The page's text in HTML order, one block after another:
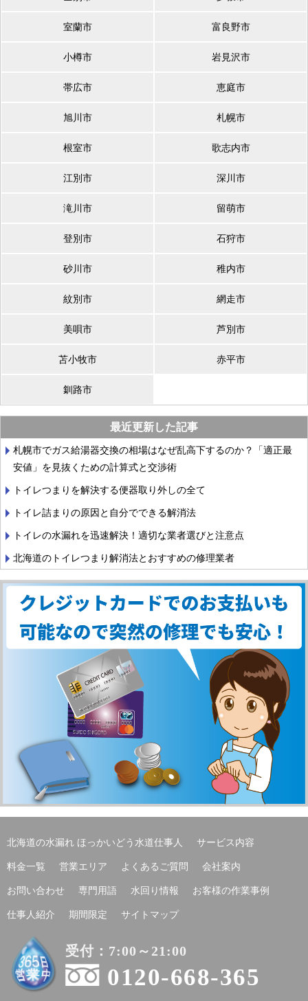
室蘭市 富良野市
小樽市 岩見沢市
帯広市 恵庭市
旭川市 札幌市
根室市 歌志内市
江別市 深川市
滝川市 留萌市
登別市 石狩市
砂川市 稚内市
紋別市 網走市
美唄市 芦別市
苫小牧市 赤平市
釧路市
最近更新した記事
札幌市でガス給湯器交換の相場はなぜ乱高下するのか？「適正最
安値」を見抜くための計算式と交渉術
トイレつまりを解決する便器取り外しの全て
トイレ詰まりの原因と自分でできる解消法
トイレの水漏れを迅速解決！適切な業者選びと注意点
北海道のトイレつまり解消法とおすすめの修理業者
北海道の水漏れ ほっかいどう水道仕事人 サービス内容
料金一覧 営業エリア よくあるご質問 会社案内
お問い合わせ 専門用語 水回り情報 お客様の作業事例
仕事人紹介 期間限定 サイトマップ
0120-668-365
受付：7:00～21:00